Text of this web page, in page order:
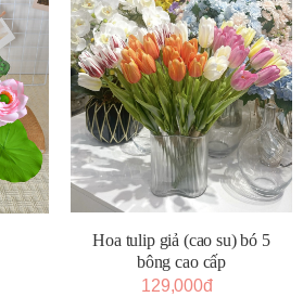
Hoa tulip giả (cao su) bó 5
bông cao cấp
129,000đ